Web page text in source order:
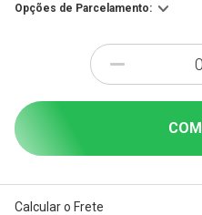
Opções de Parcelamento:
-
Calcular o Frete